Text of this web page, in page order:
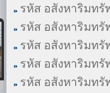
รหัส อสังหาริมทรั
รหัส อสังหาริมทรั
รหัส อสังหาริมทรั
รหัส อสังหาริมทรั
รหัส อสังหาริมทรั